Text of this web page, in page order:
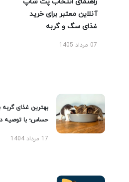
آنلاین معتبر برای خرید
غذای سگ و گربه
07 مرداد 1405
بهترین غذای گربه
حساس؛ با توصیه
17 مرداد 1404